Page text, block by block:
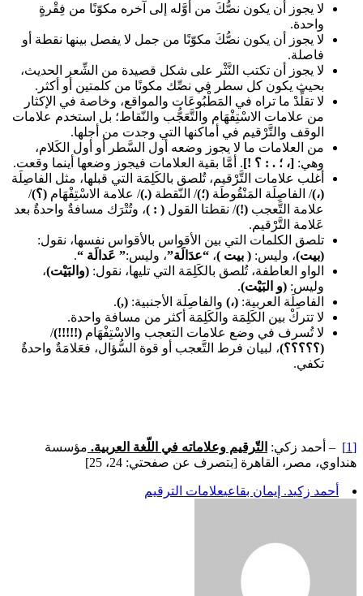
لا يجوز أن يكون نصُّكَ من أوَّله إلى آخره مكوّنًا من فِقْرةٍ
واحدة.
لا يجوز أن يكون نصُّكَ مكوّنًا من جمل لا يفصل بينها نقطة أو
فاصلة.
لا يجوز أن تكتب النَّثْر على شكل قصيدة من الشِّعر الحديث،
بحيث يكون كل سطر في نصِّك مكونًا من كلمتين أو أكثر.
لا تقلِّدْ ما تراه في المَطْبُوعَات والمواقع، وخاصة في الإكثار
من علامات الاسْتِفْهَام والتَّعَجُّب والنّقاط؛ بل استخدم علامات
الوقف والتَّرْقيم في أماكنها التي وجدت من أجلها.
من العلامات ما لا يجوز وضعه أول السَّطر أو أول الكَلام،
وهي: [، ؛ . : ؟ !
]. أمَّا بقية العلامات فيجوز وضعها أينما وقعت.
أغلب علامات التَّرْقيم، تُلصق بالكَلِمَة التي قبلها، مثل الفاصِلَة
(،)/ الفاصِلَة المَنْقُوطَة (؛)/ النّقطة (.)/ علامة الاسْتِفْهَام (؟)/
علامة التَّعجب (!)/ نقطتا القول ( : )، وتُتْرَك مسافةٌ واحدةٌ بعد
عَلامة التَّرْقيم.
تلصق الكلمات التي بين الأقواس بالأقواس نفسها، نقول:
(بيت)، وليس: ( بيت )، “عدَالَة”، وليس:” عَدالَة “.
الواو العاطفة، تُلصق بالكَلِمَة التي تليها، نقول: (والبَيْت)،
وليس: (و البَيْت).
الفاصِلَة العربية: (،) والفاصِلَة الأجنبية: (,)
.
لا تتركْ بين الكَلِمَة والكَلِمَة أكثر من مسافة واحدة.
لا تُسرف في وضع علامات التعجب والاسْتِفْهَام (!!!!!)
/
(؟؟؟؟؟)، لبيان فرط التَّعجب أو قوة السُّؤال، فعَلامَةٌ واحدةٌ
تكفي.
[1] – أحمد زكي: التّرقيم وعلاماته في اللّغة العربية. مؤسسة
هنداوي، مصر، القاهرة [بتصرف عن صفحتي: 24، 25]
أحمد زكيد. إيمان بقاعيعلامات الترقيم